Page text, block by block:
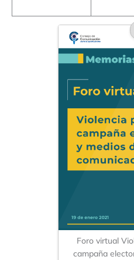
Foro virtual
campaña